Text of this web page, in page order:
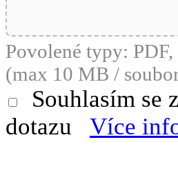
Povolené typy:
(max 10 MB /
Souhlasím se
dotazu
Více